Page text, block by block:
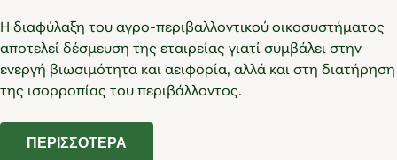
Η διαφύλαξη του αγρο-περιβαλλοντικού οικοσυστήματος
αποτελεί δέσμευση της εταιρείας γιατί συμβάλει στην
ενεργή βιωσιμότητα και αειφορία, αλλά και στη διατήρηση
της ισορροπίας του περιβάλλοντος.
ΠΕΡΙΣΣΟΤΕΡΑ